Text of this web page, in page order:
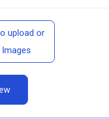
upload or
Images